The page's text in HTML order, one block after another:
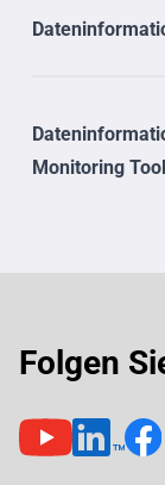
Monitoring
Folgen